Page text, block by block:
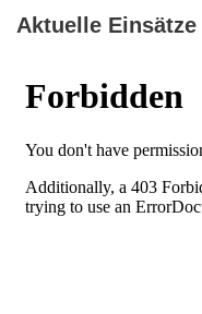
Aktuelle Einsätze